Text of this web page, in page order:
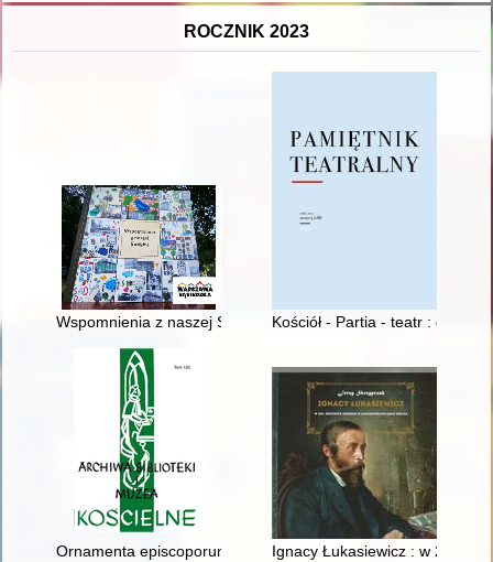
ROCZNIK 2023
Wspomnienia z naszej Sadyby Kościół - Partia - teatr :
Ornamenta episcoporum - recenzja]Ignacy Łukasiewicz : w 200.